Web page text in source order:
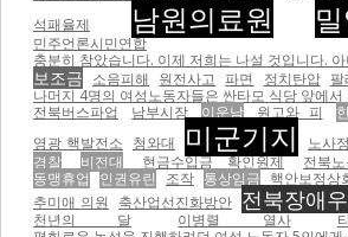
석패율제 남원의료원
민주언론시민연합
충분히 참았습니다. 이제 저희는 나설 것입니다.
보조금 소음피해 원전사고 파면 정치탄압 팔
나머지 4명의 여성노동자들은 싼타모 식당 앞에
전북버스파업
남부시장 이운남 원고와 피
영광 핵발전소 청와대 미군기지 노사
경찰
비전대 현금수입금 확인원제 전북
동맹휴업
인권유린 조작 통상임금 핵안보정상
추미애 의원
축산업선진화방안 전북장애
천년의 달 이병렬 열사